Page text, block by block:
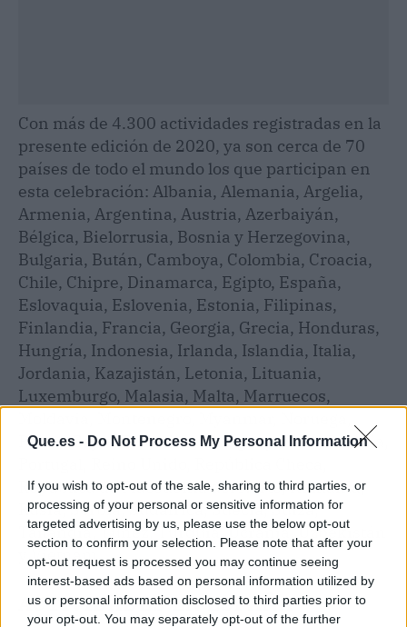
Que.es - Do Not Process My Personal Information
If you wish to opt-out of the sale, sharing to third parties, or
processing of your personal or sensitive information for
targeted advertising by us, please use the below opt-out
section to confirm your selection. Please note that after your
opt-out request is processed you may continue seeing
interest-based ads based on personal information utilized by
us or personal information disclosed to third parties prior to
your opt-out. You may separately opt-out of the further
Con más de 4.300 actividades registradas en la
presente edición de 2020, ya son cerca de 70
países de todo el mundo los que participan en
esta celebración: Albania, Alemania, Argelia,
Armenia, Argentina, Austria, Azerbaiyán,
Bélgica, Bielorrusia, Bosnia y Herzegovina,
Bulgaria, Bután, Camboya, Colombia, Croacia,
Chile, Chipre, Dinamarca, Egipto, España,
Eslovaquia, Eslovenia, Estonia, Filipinas,
Finlandia, Francia, Georgia, Grecia, Honduras,
Hungría, Indonesia, Irlanda, Islandia, Italia,
Jordania, Kazajistán, Letonia, Lituania,
Luxemburgo, Malasia, Malta, Marruecos,
Países Bajos, Palestina, Paraguay, Perú, Polonia,
República de Macedonia del Norte, Rumanía,
Rusia, Serbia, Sudáfrica, Suecia, Suiza,
Tailandia, Túnez, Turquía, Ucrania, Uzbekistán
y Vietnam.
ACTIVIDADES EN ESPAÑA